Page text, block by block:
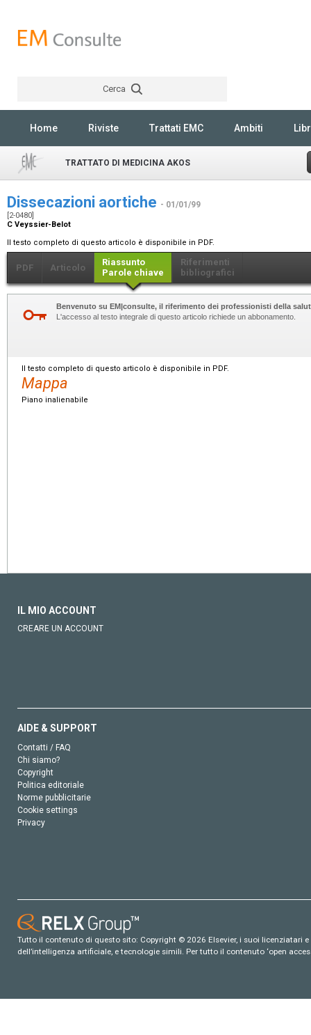
Cerca
Home Riviste Trattati EMC Ambiti
TRATTATO DI MEDICINA AKOS
Dissecazioni aortiche - 01/01/99
[2-0480]
C Veyssier-Belot
Il testo completo di questo articolo è disponibile in PDF.
PDF Articolo
Riassunto
Parole chiave
Riferimenti
bibliografici
Benvenuto su EM|consulte, il riferimento dei professionisti della
L'accesso al testo integrale di questo articolo richiede un abbonamento.
Il testo completo di questo articolo è disponibile in PDF.
Mappa
Piano inalienabile
IL MIO ACCOUNT
CREARE UN ACCOUNT
AIDE & SUPPORT
Contatti / FAQ
Chi siamo?
Copyright
Politica editoriale
Norme pubblicitarie
Cookie settings
Privacy
Tutto il contenuto di questo sito: Copyright © 2026 Elsevier, i suoi
dell’intelligenza artificiale, e tecnologie simili. Per tutto il contenuto ‘open